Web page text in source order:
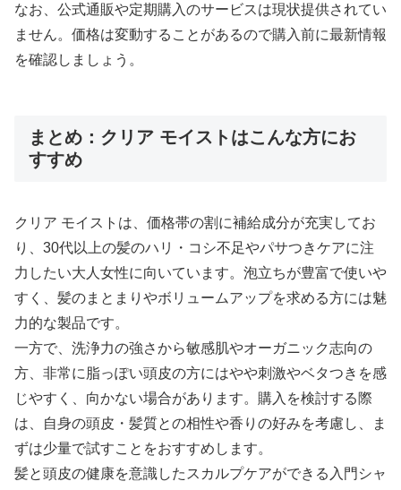
なお、公式通販や定期購入のサービスは現状提供されてい
ません。価格は変動することがあるので購入前に最新情報
を確認しましょう。
まとめ：クリア モイストはこんな方にお
すすめ
クリア モイストは、価格帯の割に補給成分が充実してお
り、30代以上の髪のハリ・コシ不足やパサつきケアに注
力したい大人女性に向いています。泡立ちが豊富で使いや
すく、髪のまとまりやボリュームアップを求める方には魅
力的な製品です。
一方で、洗浄力の強さから敏感肌やオーガニック志向の
方、非常に脂っぽい頭皮の方にはやや刺激やベタつきを感
じやすく、向かない場合があります。購入を検討する際
は、自身の頭皮・髪質との相性や香りの好みを考慮し、ま
ずは少量で試すことをおすすめします。
髪と頭皮の健康を意識したスカルプケアができる入門シャ